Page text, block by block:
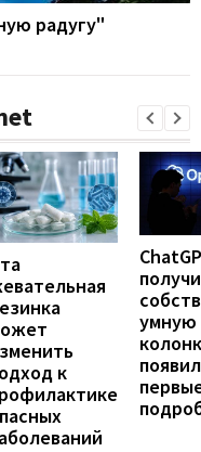
радугу"
к
умную